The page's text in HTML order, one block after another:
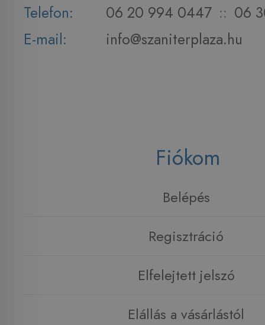
Telefon:
06 20 994 0447 :: 06
E-mail:
info@szaniterplaza.hu
Fiókom
Belépés
Regisztráció
Elfelejtett jelszó
Elállás a vásárlástól